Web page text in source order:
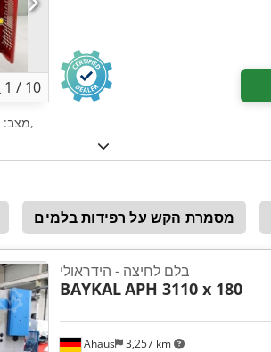
1 / 10
מצב:,
מסמרת הקש על רפידות בלמים
Ahaus 3,257 km
בלם לחיצה - הידראולי
BAYKALAPH 3110 x 180